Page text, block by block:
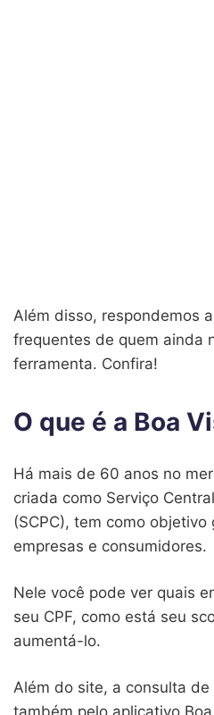
Além disso, respondemos
frequentes de quem ainda
ferramenta. Confira!
O que é a Boa
Há mais de 60 anos no
criada como Serviço
(SCPC), tem como objetivo
empresas e consumidores.
Nele você pode ver quais
seu CPF, como está seu
aumentá-lo.
Além do site, a consulta
também pelo aplicativo